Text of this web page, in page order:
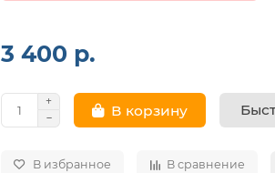
3 400 р.
В корзину
В избранное В сравнение